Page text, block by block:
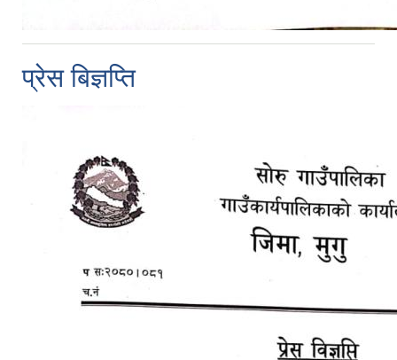
प्रेस बिज्ञप्ति